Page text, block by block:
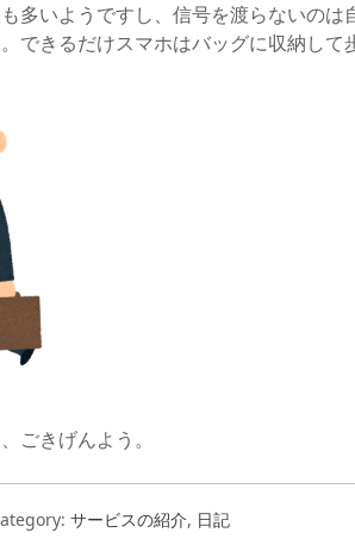
多いようですし、信号を渡らないのは
できるだけスマホはバッグに収納して
ごきげんよう。
サービスの紹介, 日記